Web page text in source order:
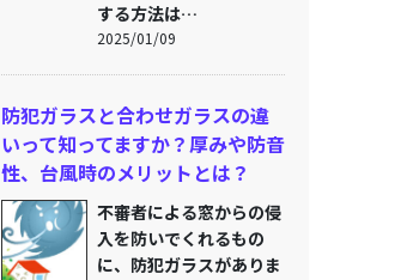
する方法は…
2025/01/09
防犯ガラスと合わせガラスの違
いって知ってますか？厚みや防音
性、台風時のメリットとは？
不審者による窓からの侵
入を防いでくれるもの
に、防犯ガラスがありま